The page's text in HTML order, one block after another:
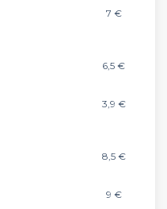
7 €
6,5 €
3,9 €
8,5 €
9 €